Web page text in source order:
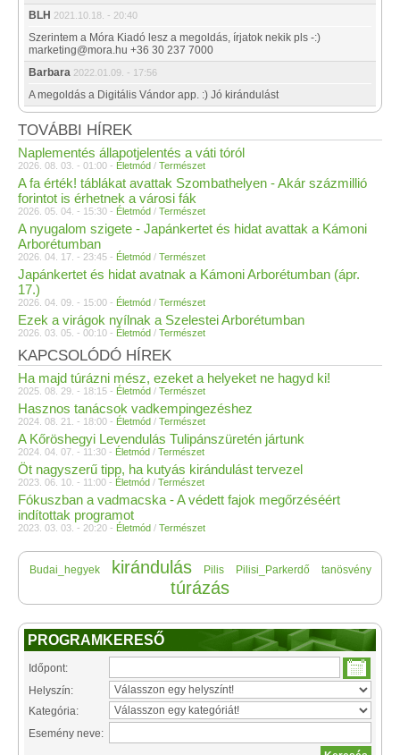
BLH 2021.10.18. - 20:40
Szerintem a Móra Kiadó lesz a megoldás, írjatok nekik pls -:)
marketing@mora.hu +36 30 237 7000
Barbara 2022.01.09. - 17:56
A megoldás a Digitális Vándor app. :) Jó kirándulást
TOVÁBBI HÍREK
Naplementés állapotjelentés a váti tóról
2026. 08. 03. - 01:00 - Életmód / Természet
A fa érték! táblákat avattak Szombathelyen - Akár százmillió
forintot is érhetnek a városi fák
2026. 05. 04. - 15:30 - Életmód / Természet
A nyugalom szigete - Japánkertet és hidat avattak a Kámoni
Arborétumban
2026. 04. 17. - 23:45 - Életmód / Természet
Japánkertet és hidat avatnak a Kámoni Arborétumban (ápr.
17.)
2026. 04. 09. - 15:00 - Életmód / Természet
Ezek a virágok nyílnak a Szelestei Arborétumban
2026. 03. 05. - 00:10 - Életmód / Természet
KAPCSOLÓDÓ HÍREK
Ha majd túrázni mész, ezeket a helyeket ne hagyd ki!
2025. 08. 29. - 18:15 - Életmód / Természet
Hasznos tanácsok vadkempingezéshez
2024. 08. 21. - 18:00 - Életmód / Természet
A Kőröshegyi Levendulás Tulipánszüretén jártunk
2024. 04. 07. - 11:30 - Életmód / Természet
Öt nagyszerű tipp, ha kutyás kirándulást tervezel
2023. 06. 10. - 11:00 - Életmód / Természet
Fókuszban a vadmacska - A védett fajok megőrzéséért
indítottak programot
2023. 03. 03. - 20:20 - Életmód / Természet
Budai_hegyek kirándulás Pilis Pilisi_Parkerdő tanösvény
túrázás
PROGRAMKERESŐ
Időpont:
Helyszín:
Kategória:
Esemény neve: